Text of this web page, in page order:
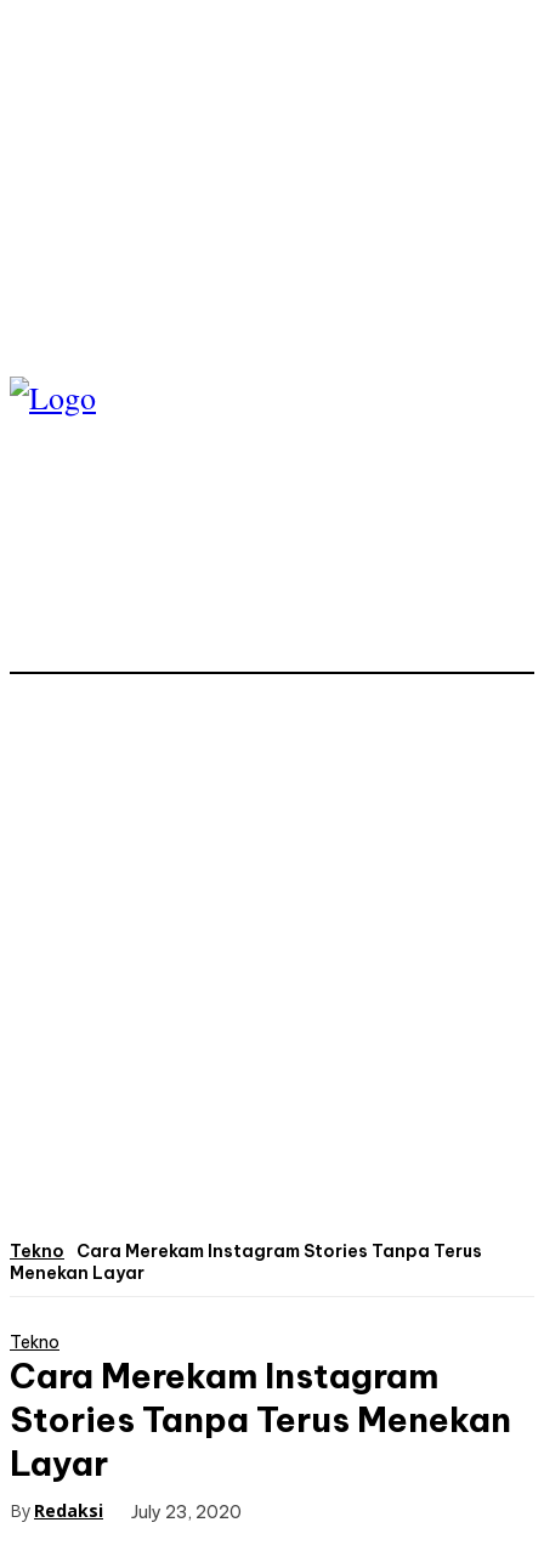
Tekno
Cara Merekam Instagram Stories Tanpa Terus
Menekan Layar
Tekno
Cara Merekam Instagram
Stories Tanpa Terus Menekan
Layar
By Redaksi July 23, 2020